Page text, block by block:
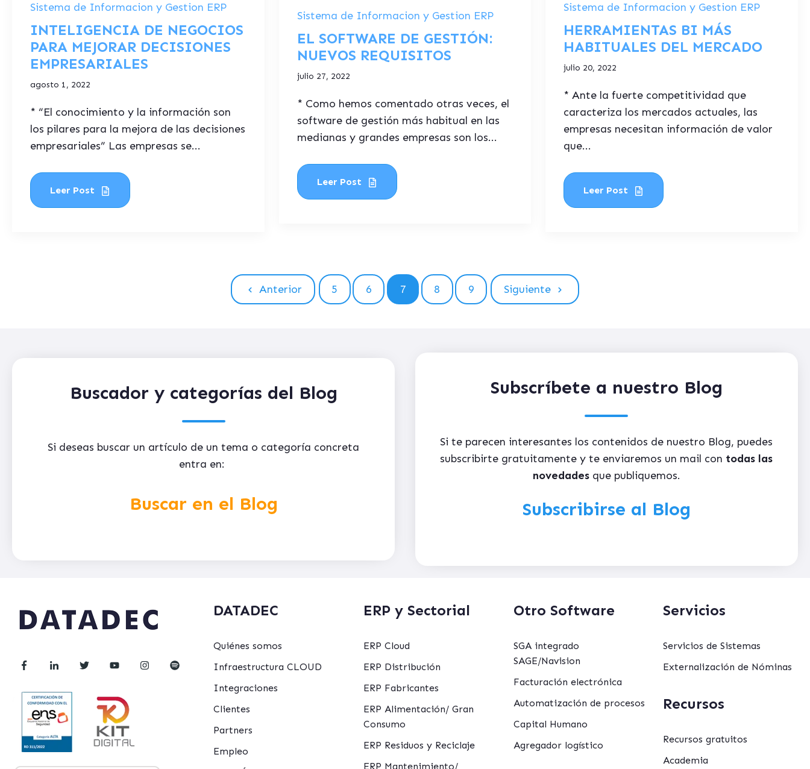
Sistema de Informacion y Gestion ERP
INTELIGENCIA DE NEGOCIOS
PARA MEJORAR DECISIONES
EMPRESARIALES
agosto 1, 2022
* “El conocimiento y la información son
los pilares para la mejora de las decisiones
empresariales” Las empresas se...
Leer Post
Sistema de Informacion y Gestion ERP
EL SOFTWARE DE GESTIÓN:
NUEVOS REQUISITOS
julio 27, 2022
* Como hemos comentado otras veces, el
software de gestión más habitual en las
medianas y grandes empresas son los...
Leer Post
Sistema de Informacion y Gestion ERP
HERRAMIENTAS BI MÁS
HABITUALES DEL MERCADO
julio 20, 2022
* Ante la fuerte competitividad que
caracteriza los mercados actuales, las
empresas necesitan información de valor
que...
Leer Post
Anterior 5 6 7 8 9 Siguiente
Buscador y categorías del Blog
Si deseas buscar un artículo de un tema o categoría concreta
entra en:
Buscar en el Blog
Subscríbete a nuestro Blog
Si te parecen interesantes los contenidos de nuestro Blog, puedes
subscribirte gratuitamente y te enviaremos un mail con todas las
novedadesque publiquemos.
Subscribirse al Blog
DATADEC
Quiénes somos
Infraestructura CLOUD
Integraciones
Clientes
Partners
Empleo
ERP y Sectorial
ERP Cloud
ERP Distribución
ERP Fabricantes
ERP Alimentación/ Gran
Consumo
ERP Residuos y Reciclaje
ERP Mantenimiento/
Otro Software
SGA integrado
SAGE/Navision
Facturación electrónica
Automatización de procesos
Capital Humano
Agregador logístico
Servicios
Servicios de Sistemas
Externalización de Nóminas
Recursos
Recursos gratuitos
Academia